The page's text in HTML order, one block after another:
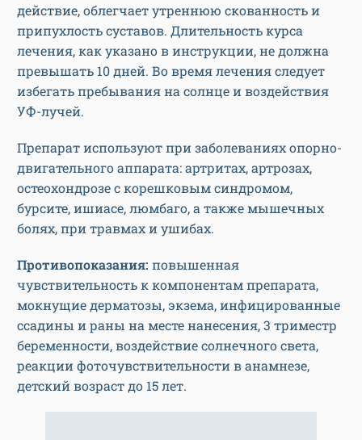
действие, облегчает утреннюю скованность и
припухлость суставов. Длительность курса
лечения, как указано в инструкции, не должна
превышать 10 дней. Во время лечения следует
избегать пребывания на солнце и воздействия
УФ-лучей.
Препарат используют при заболеваниях опорно-
двигательного аппарата: артритах, артрозах,
остеохондрозе с корешковым синдромом,
бурсите, ишиасе, люмбаго, а также мышечных
болях, при травмах и ушибах.
Противопоказания: повышенная
чувствительность к компонентам препарата,
мокнущие дерматозы, экзема, инфицированные
ссадины и раны на месте нанесения, 3 триместр
беременности, воздействие солнечного света,
реакции фоточувствительности в анамнезе,
детский возраст до 15 лет.